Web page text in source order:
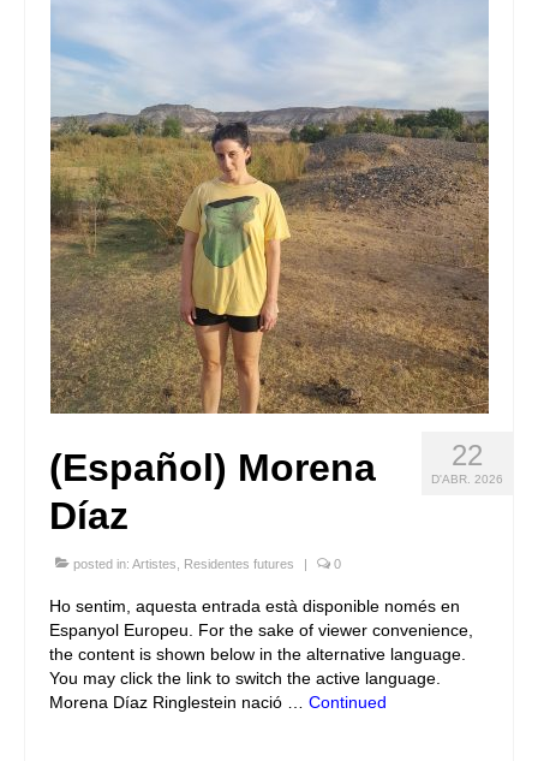
22
D'ABR. 2026
(Español) Morena
Díaz
posted in: Artistes Residentes futures | 0
Ho sentim, aquesta entrada està disponible només en
Espanyol Europeu. For the sake of viewer convenience,
the content is shown below in the alternative language.
You may click the link to switch the active language.
Morena Díaz Ringlestein nació … Continued